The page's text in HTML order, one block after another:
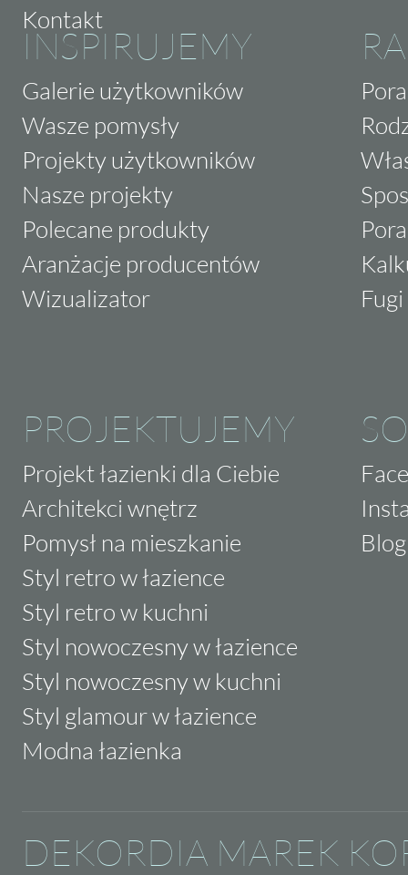
Kontakt
INSPIRUJEMY
Galerie użytkowników
Wasze pomysły
Projekty użytkowników
Nasze projekty
Polecane produkty
Aranżacje producentów
Wizualizator
PROJEKTUJEMY
Projekt łazienki dla Ciebie
Architekci wnętrz
Pomysł na mieszkanie
Styl retro w łazience
Styl retro w kuchni
Styl nowoczesny w łazience
Styl nowoczesny w kuchni
Styl glamour w łazience
Modna łazienka
Blog
DEKORDIA MAREK